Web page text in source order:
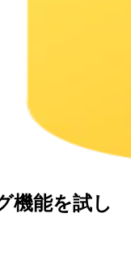
機能を試し